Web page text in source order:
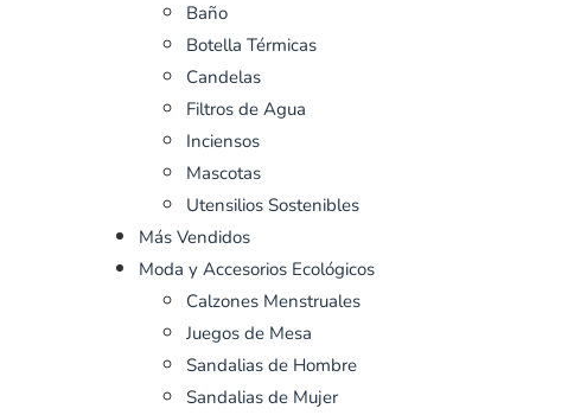
Baño
Botella Térmicas
Candelas
Filtros de Agua
Inciensos
Mascotas
Utensilios Sostenibles
Más Vendidos
Moda y Accesorios Ecológicos
Calzones Menstruales
Juegos de Mesa
Sandalias de Hombre
Sandalias de Mujer